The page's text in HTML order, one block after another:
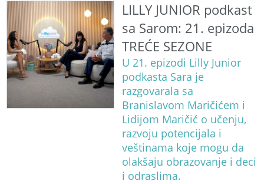
LILLY JUNIOR podkast
sa Sarom: 21. epizoda
TREĆE SEZONE
U 21. epizodi Lilly Junior
podkasta Sara je
razgovarala sa
Branislavom Maričićem i
Lidijom Maričić o učenju,
razvoju potencijala i
veštinama koje mogu da
olakšaju obrazovanje i deci
i odraslima.